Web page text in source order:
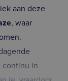
aan deze
, waar
continu in